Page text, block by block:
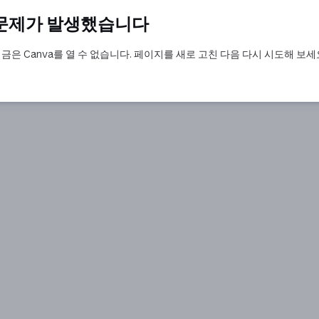
제가 발생했습니다
은 Canva를 열 수 없습니다. 페이지를 새로 고친 다음 다시 시도해 보세